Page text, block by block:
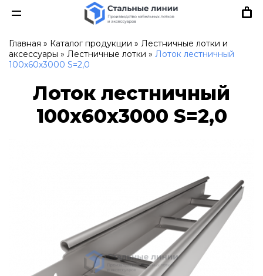
Главная » Каталог продукции » Лестничные лотки и
аксессуары » Лестничные лотки » Лоток лестничный
100х60х3000 S=2,0
Лоток лестничный
100х60х3000 S=2,0